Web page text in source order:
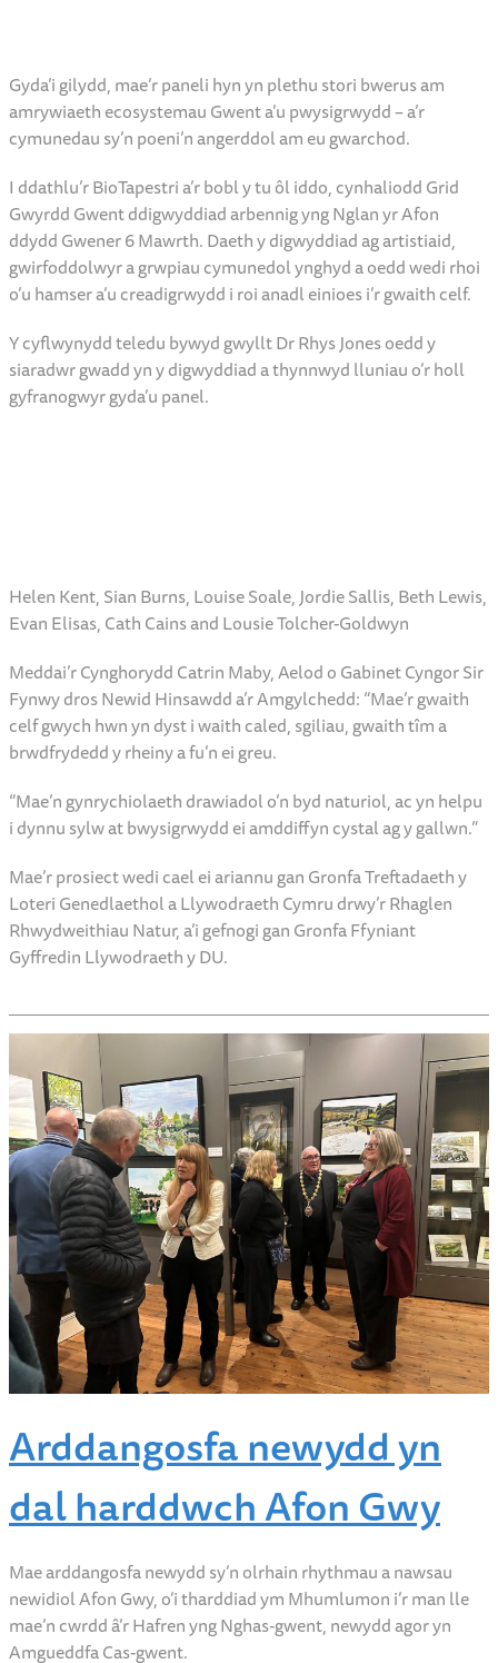
Gyda’i gilydd, mae’r paneli hyn yn plethu stori bwerus am
amrywiaeth ecosystemau Gwent a’u pwysigrwydd – a’r
cymunedau sy’n poeni’n angerddol am eu gwarchod.
I ddathlu’r BioTapestri a’r bobl y tu ôl iddo, cynhaliodd Grid
Gwyrdd Gwent ddigwyddiad arbennig yng Nglan yr Afon
ddydd Gwener 6 Mawrth. Daeth y digwyddiad ag artistiaid,
gwirfoddolwyr a grwpiau cymunedol ynghyd a oedd wedi rhoi
o’u hamser a’u creadigrwydd i roi anadl einioes i’r gwaith celf.
Y cyflwynydd teledu bywyd gwyllt Dr Rhys Jones oedd y
siaradwr gwadd yn y digwyddiad a thynnwyd lluniau o’r holl
gyfranogwyr gyda’u panel.
Helen Kent, Sian Burns, Louise Soale, Jordie Sallis, Beth Lewis,
Meddai’r Cynghorydd Catrin Maby, Aelod o Gabinet Cyngor Sir
celf gwych hwn yn dyst i waith caled, sgiliau, gwaith tîm a
brwdfrydedd y rheiny a fu’n ei greu.
“Mae’n gynrychiolaeth drawiadol o’n byd naturiol, ac yn helpu
Mae’r prosiect wedi cael ei ariannu gan Gronfa Treftadaeth y
Loteri Genedlaethol a Llywodraeth Cymru drwy’r Rhaglen
Rhwydweithiau Natur, a’i gefnogi gan Gronfa Ffyniant
Gyffredin Llywodraeth y DU.
Arddangosfa newydd yn